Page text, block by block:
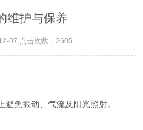
维护与保养
07 点击次数：2605
免振动、气流及阳光照射。